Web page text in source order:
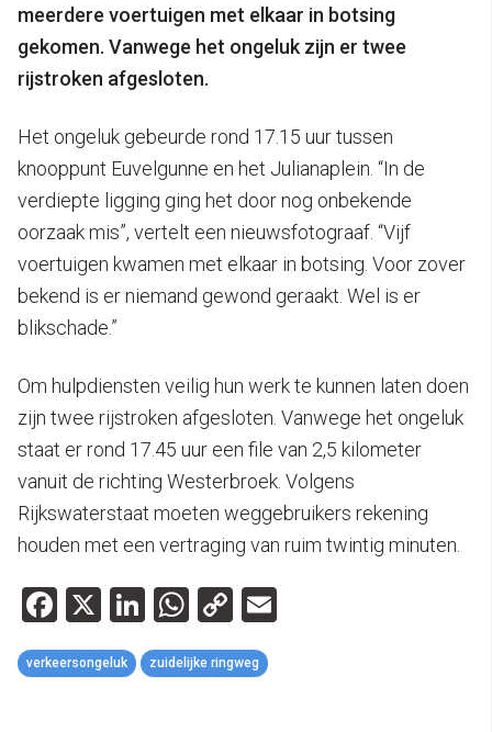
meerdere voertuigen met elkaar in botsing
gekomen. Vanwege het ongeluk zijn er twee
rijstroken afgesloten.
Het ongeluk gebeurde rond 17.15 uur tussen
knooppunt Euvelgunne en het Julianaplein. “In de
verdiepte ligging ging het door nog onbekende
oorzaak mis”, vertelt een nieuwsfotograaf. “Vijf
voertuigen kwamen met elkaar in botsing. Voor zover
bekend is er niemand gewond geraakt. Wel is er
blikschade.”
Om hulpdiensten veilig hun werk te kunnen laten doen
zijn twee rijstroken afgesloten. Vanwege het ongeluk
staat er rond 17.45 uur een file van 2,5 kilometer
vanuit de richting Westerbroek. Volgens
Rijkswaterstaat moeten weggebruikers rekening
houden met een vertraging van ruim twintig minuten.
Facebook
X LinkedIn
WhatsApp
Copy
Link
verkeersongeluk zuidelijke ringweg